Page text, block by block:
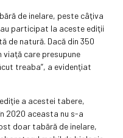
de inelare, peste câţiva
participat la aceste ediţii
de natură. Dacă din 350
viaţă care presupune
treaba”, a evidenţiat
a acestei tabere,
2020 aceasta nu s-a
doar tabără de inelare,